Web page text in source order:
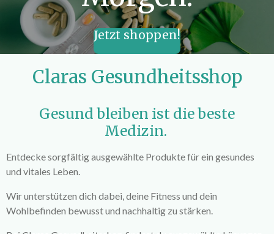
Jetzt shoppen!
Claras Gesundheitsshop
Gesund bleiben ist die beste
Medizin.
Entdecke sorgfältig ausgewählte Produkte für ein gesundes
und vitales Leben.
Wir unterstützen dich dabei, deine Fitness und dein
Wohlbefinden bewusst und nachhaltig zu stärken.